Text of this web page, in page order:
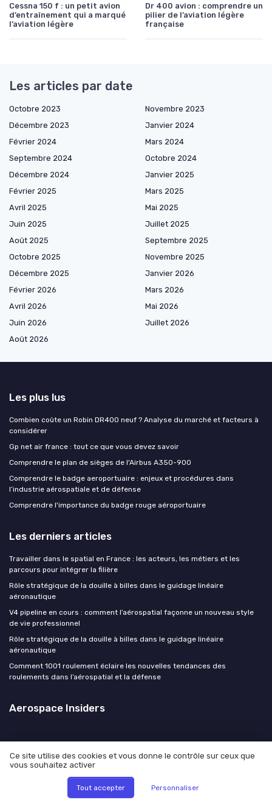
Cessna 150 f : un petit avion
d’entraînement qui a marqué
l’aviation légère
Dr 400 avion : comprendre un
pilier de l’aviation légère
française
Les articles par date
Octobre 2023
Novembre 2023
Décembre 2023
Janvier 2024
Février 2024
Mars 2024
Septembre 2024
Octobre 2024
Décembre 2024
Janvier 2025
Février 2025
Mars 2025
Avril 2025
Mai 2025
Juin 2025
Juillet 2025
Août 2025
Septembre 2025
Octobre 2025
Novembre 2025
Décembre 2025
Janvier 2026
Février 2026
Mars 2026
Avril 2026
Mai 2026
Juin 2026
Juillet 2026
Août 2026
Les plus lus
Combien coûte un Robin DR400 neuf ? Analyse du marché et facteurs à
considérer
Gp net air france : tout ce que vous devez savoir
Comprendre le plan de sièges de l'Airbus A350-900
Comprendre le badge aeroportuaire : enjeux et procédures dans
l’industrie aérospatiale et de défense
Comprendre l'importance du badge rouge aéroportuaire
Les derniers articles
Travailler dans le spatial en France : les acteurs, les métiers et les
parcours pour intégrer la filière
Rôle stratégique de la douille à billes dans le guidage linéaire
aéronautique
V4 pipeline en cours : comment l’aérospatial façonne un nouveau style
de vie professionnel
Rôle stratégique de la douille à billes dans le guidage linéaire
aéronautique
Comment 1001 roulement éclaire les nouvelles tendances des
roulements dans l’aérospatial et la défense
Aerospace Insiders
Mentions légales
© Aerospace Insiders 2026
Ce site utilise des cookies et vous donne le contrôle sur ceux que
vous souhaitez activer
Tout accepter Personnaliser